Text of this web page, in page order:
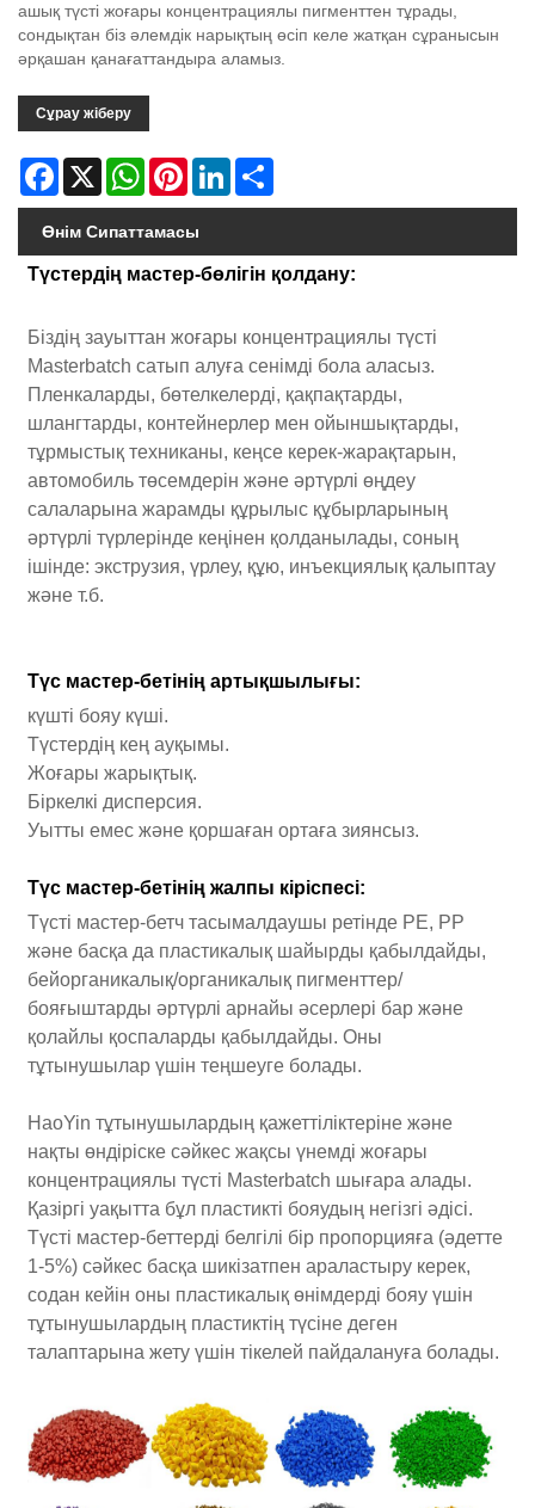
ашық түсті жоғары концентрациялы пигменттен тұрады,
сондықтан біз әлемдік нарықтың өсіп келе жатқан сұранысын
әрқашан қанағаттандыра аламыз.
Сұрау жіберу
Facebook
X WhatsAppPinterestLinkedIn
Өнім Сипаттамасы
Түстердің мастер-бөлігін қолдану:
Біздің зауыттан жоғары концентрациялы түсті
Masterbatch сатып алуға сенімді бола аласыз.
Пленкаларды, бөтелкелерді, қақпақтарды,
шлангтарды, контейнерлер мен ойыншықтарды,
тұрмыстық техниканы, кеңсе керек-жарақтарын,
автомобиль төсемдерін және әртүрлі өңдеу
салаларына жарамды құрылыс құбырларының
әртүрлі түрлерінде кеңінен қолданылады, соның
ішінде: экструзия, үрлеу, құю, инъекциялық қалыптау
және т.б.
Түс мастер-бетінің артықшылығы:
күшті бояу күші.
Түстердің кең ауқымы.
Жоғары жарықтық.
Біркелкі дисперсия.
Уытты емес және қоршаған ортаға зиянсыз.
Түс мастер-бетінің жалпы кіріспесі:
Түсті мастер-бетч тасымалдаушы ретінде PE, PP
және басқа да пластикалық шайырды қабылдайды,
бейорганикалық/органикалық пигменттер/
бояғыштарды әртүрлі арнайы әсерлері бар және
қолайлы қоспаларды қабылдайды. Оны
тұтынушылар үшін теңшеуге болады.
HaoYin тұтынушылардың қажеттіліктеріне және
нақты өндіріске сәйкес жақсы үнемді жоғары
концентрациялы түсті Masterbatch шығара алады.
Қазіргі уақытта бұл пластикті бояудың негізгі әдісі.
Түсті мастер-беттерді белгілі бір пропорцияға (әдетте
1-5%) сәйкес басқа шикізатпен араластыру керек,
содан кейін оны пластикалық өнімдерді бояу үшін
тұтынушылардың пластиктің түсіне деген
талаптарына жету үшін тікелей пайдалануға болады.